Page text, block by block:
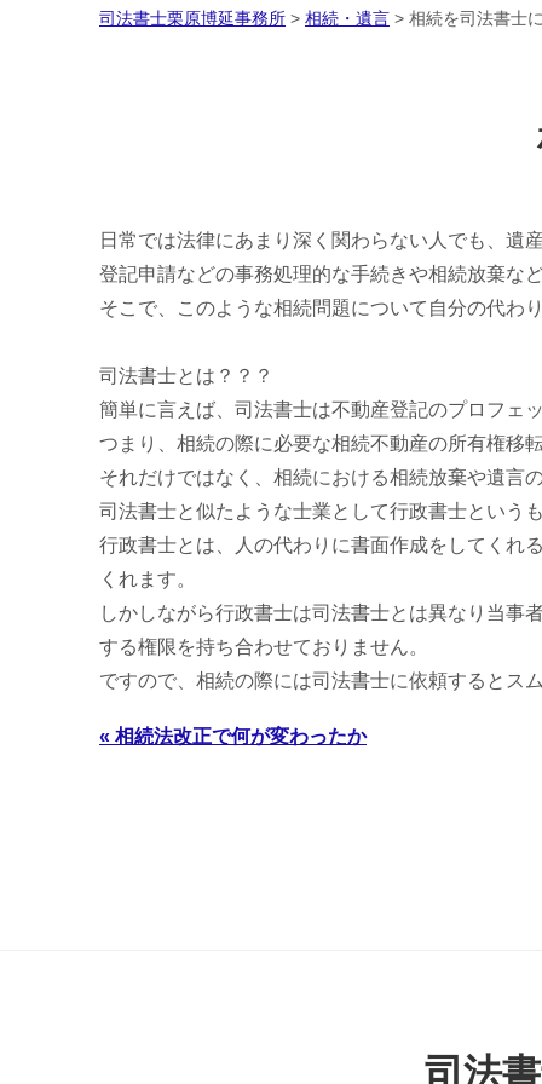
司法書士栗原博延事務所 > 相続・遺言 > 相続を司法書士
日常では法律にあまり深く関わらない人でも、遺
登記申請などの事務処理的な手続きや相続放棄な
そこで、このような相続問題について自分の代わ
司法書士とは？？？
簡単に言えば、司法書士は不動産登記のプロフェ
つまり、相続の際に必要な相続不動産の所有権移
それだけではなく、相続における相続放棄や遺言
司法書士と似たような士業として行政書士という
行政書士とは、人の代わりに書面作成をしてくれ
くれます。
しかしながら行政書士は司法書士とは異なり当事
する権限を持ち合わせておりません。
ですので、相続の際には司法書士に依頼するとス
« 相続法改正で何が変わったか
司法